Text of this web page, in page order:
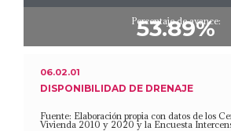
Porcentaje de avance:
53.89%
06.02.01
DISPONIBILIDAD DE DRENAJE
Fuente: Elaboración propia con datos de los
Vivienda 2010 y 2020 y la Encuesta